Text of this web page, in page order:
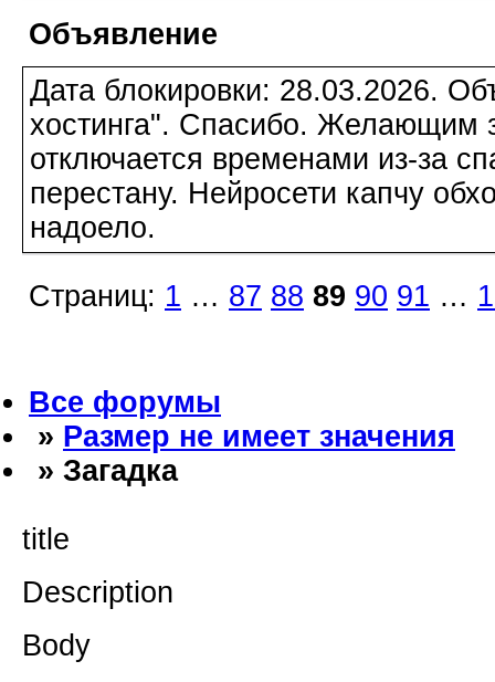
Объявление
Дата блокировки: 28.03.2026.
хостинга". Спасибо. Желающим
отключается временами из-за
перестану. Нейросети капчу
надоело.
Страниц: 1 … 87 88 89 90 91 …
Все форумы
» Размер не имеет значения
» Загадка
title
Description
Body